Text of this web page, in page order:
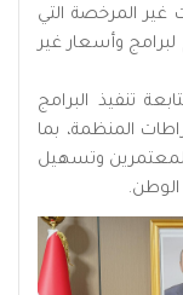
المرخصة التي
وأسعار غير
تنفيذ البرامج
المنظمة، بما
وتسهيل